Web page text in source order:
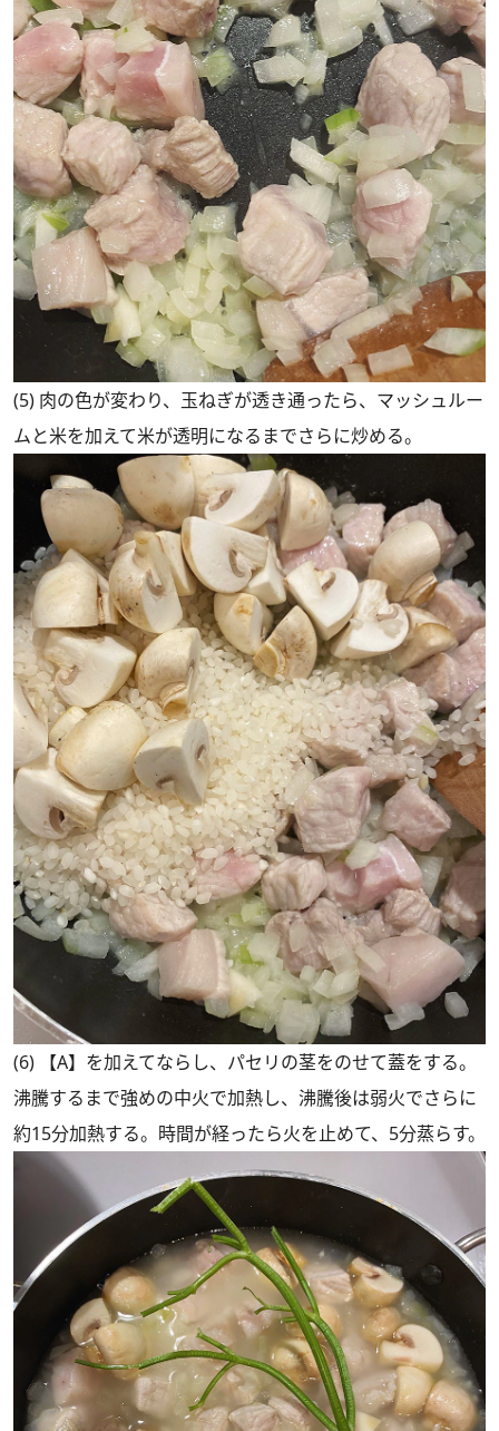
(5) 肉の色が変わり、玉ねぎが透き通ったら、マッシュルー
ムと米を加えて米が透明になるまでさらに炒める。
(6) 【A】を加えてならし、パセリの茎をのせて蓋をする。
沸騰するまで強めの中火で加熱し、沸騰後は弱火でさらに
約15分加熱する。時間が経ったら火を止めて、5分蒸らす。